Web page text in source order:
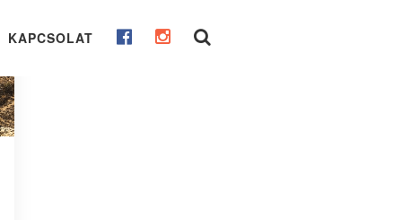
KAPCSOLAT